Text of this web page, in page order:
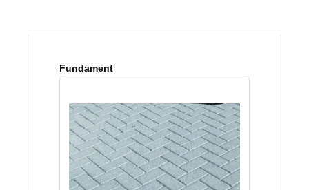
Produktgalerie überspringen
Fundament